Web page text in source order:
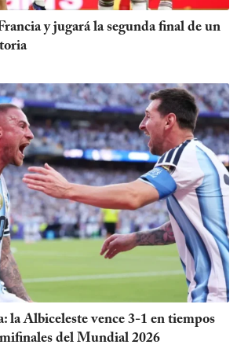
y jugará la segunda final de un
la Albiceleste vence 3-1 en tiempos
del Mundial 2026